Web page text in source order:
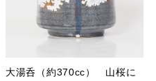
大湯呑（約370cc） 山桜に